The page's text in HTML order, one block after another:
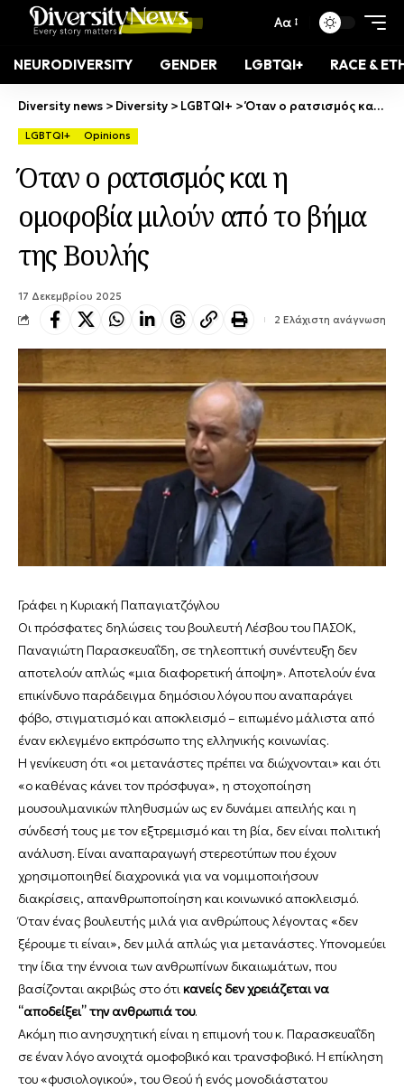
Αα
NEURODIVERSITY GENDER LGBTQI+ RACE &
Diversity news > Diversity > LGBTQI+ >Όταν ο ρατσισμός και η ομοφοβία μιλούν από το βήμα της Βουλής
LGBTQI+ Opinions
Όταν ο ρατσισμός και η
ομοφοβία μιλούν από το βήμα
της Βουλής
17 Δεκεμβρίου 2025
2 Ελάχιστη ανάγνωση
Γράφει η Κυριακή Παπαγιατζόγλου
Οι πρόσφατες δηλώσεις του βουλευτή Λέσβου του ΠΑΣΟΚ,
Παναγιώτη Παρασκευαΐδη, σε τηλεοπτική συνέντευξη δεν
αποτελούν απλώς «μια διαφορετική άποψη». Αποτελούν ένα
επικίνδυνο παράδειγμα δημόσιου λόγου που αναπαράγει
φόβο, στιγματισμό και αποκλεισμό – ειπωμένο μάλιστα από
έναν εκλεγμένο εκπρόσωπο της ελληνικής κοινωνίας.
Η γενίκευση ότι «οι μετανάστες πρέπει να διώχνονται» και ότι
«ο καθένας κάνει τον πρόσφυγα», η στοχοποίηση
μουσουλμανικών πληθυσμών ως εν δυνάμει απειλής και η
σύνδεσή τους με τον εξτρεμισμό και τη βία, δεν είναι πολιτική
ανάλυση. Είναι αναπαραγωγή στερεοτύπων που έχουν
χρησιμοποιηθεί διαχρονικά για να νομιμοποιήσουν
διακρίσεις, απανθρωποποίηση και κοινωνικό αποκλεισμό.
Όταν ένας βουλευτής μιλά για ανθρώπους λέγοντας «δεν
ξέρουμε τι είναι», δεν μιλά απλώς για μετανάστες. Υπονομεύει
την ίδια την έννοια των ανθρωπίνων δικαιωμάτων, που
βασίζονται ακριβώς στο ότι κανείς δεν χρειάζεται να
“αποδείξει” την ανθρωπιά του.
Ακόμη πιο ανησυχητική είναι η επιμονή του κ. Παρασκευαΐδη
σε έναν λόγο ανοιχτά ομοφοβικό και τρανσφοβικό. Η επίκληση
του «φυσιολογικού», του Θεού ή ενός μονοδιάστατου